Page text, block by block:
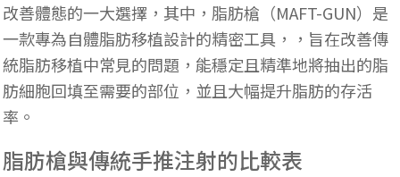
改善體態的一大選擇，其中，脂肪槍（MAFT-GUN）是
一款專為自體脂肪移植設計的精密工具，，旨在改善傳
統脂肪移植中常見的問題，能穩定且精準地將抽出的脂
肪細胞回填至需要的部位，並且大幅提升脂肪的存活
率。
脂肪槍與傳統手推注射的比較表